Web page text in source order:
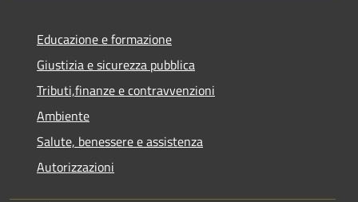
Educazione e formazione
Giustizia e sicurezza pubblica
Tributi,finanze e contravvenzioni
Ambiente
Salute, benessere e assistenza
Autorizzazioni